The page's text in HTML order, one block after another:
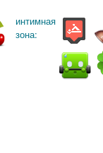
интимная
зона: